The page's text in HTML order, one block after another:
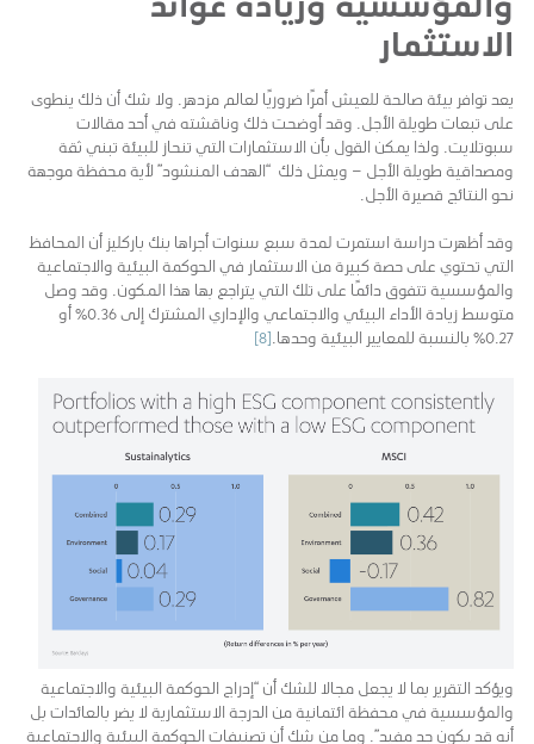
الاستثمار
يعد توافر بيئة صالحة للعيش أمرًا ضروريًا لعالم مزدهر. ولا شك أن ذلك ينطوى
على تبعات طويلة الأجل. وقد أوضحت ذلك وناقشته في أحد مقالات
سبوتلايت. ولذا يمكن القول بأن الاستثمارات التي تنحاز للبيئة تبني ثقة
ومصداقية طويلة الأجل – ويمثل ذلك “الهدف المنشود” لأية محفظة موجهة
نحو النتائج قصيرة الأجل.
وقد أظهرت دراسة استمرت لمدة سبع سنوات أجراها بنك باركليز أن المحافظ
التي تحتوي على حصة كبيرة من الاستثمار في الحوكمة البيئية والاجتماعية
والمؤسسية تتفوق دائمًا على تلك التي يتراجع بها هذا المكون. وقد وصل
متوسط زيادة الأداء البيئي والاجتماعي والإداري المشترك إلى 0.36٪ أو
0.27٪ بالنسبة للمعايير البيئية وحدها.
[8]
ويؤكد التقرير بما لا يجعل مجالا للشك أن “إدراج الحوكمة البيئية والاجتماعية
والمؤسسية في محفظة ائتمانية من الدرجة الاستثمارية لا يضر بالعائدات بل
أنه قد يكون جد مفيد”. وما من شك أن تصنيفات الحوكمة البيئية والاجتماعية